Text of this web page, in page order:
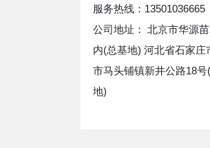
服务热线：13501036665
公司地址： 北京市华源
内(总基地) 河北省石家庄
市马头铺镇新井公路18号
地)